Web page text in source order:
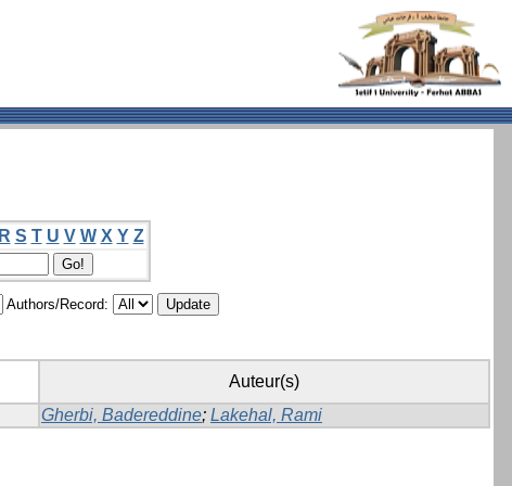
R S T U V W X Y Z
Authors/Record:
Auteur(s)
Gherbi, Badereddine; Lakehal, Rami